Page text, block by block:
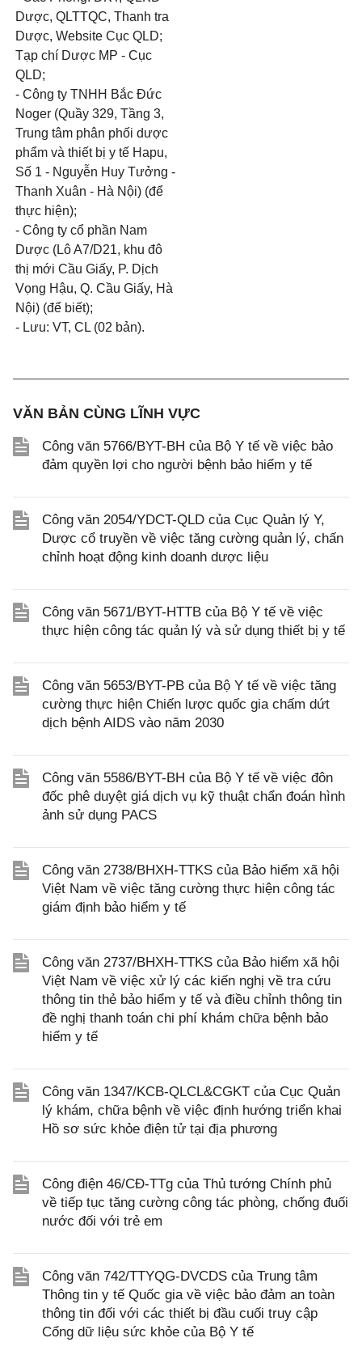
Dược, QLTTQC, Thanh tra
Dược, Website Cục QLD;
Tạp chí Dược MP - Cục
QLD;
- Công ty TNHH Bắc Đức
Noger (Quầy 329, Tầng 3,
Trung tâm phân phối dược
phẩm và thiết bị y tế Hapu,
Số 1 - Nguyễn Huy Tưởng -
Thanh Xuân - Hà Nội) (để
thực hiện);
- Công ty cổ phần Nam
Dược (Lô A7/D21, khu đô
thị mới Cầu Giấy, P. Dịch
Vọng Hậu, Q. Cầu Giấy, Hà
Nội) (để biết);
- Lưu: VT, CL (02 bản).
VĂN BẢN CÙNG LĨNH VỰC
Công văn 5766/BYT-BH của Bộ Y tế về việc bảo
đảm quyền lợi cho người bệnh bảo hiểm y tế
Công văn 2054/YDCT-QLD của Cục Quản lý Y,
Dược cổ truyền về việc tăng cường quản lý, chấn
chỉnh hoạt động kinh doanh dược liệu
Công văn 5671/BYT-HTTB của Bộ Y tế về việc
thực hiện công tác quản lý và sử dụng thiết bị y tế
Công văn 5653/BYT-PB của Bộ Y tế về việc tăng
cường thực hiện Chiến lược quốc gia chấm dứt
dịch bệnh AIDS vào năm 2030
Công văn 5586/BYT-BH của Bộ Y tế về việc đôn
đốc phê duyệt giá dịch vụ kỹ thuật chẩn đoán hình
ảnh sử dụng PACS
Công văn 2738/BHXH-TTKS của Bảo hiểm xã hội
Việt Nam về việc tăng cường thực hiện công tác
giám định bảo hiểm y tế
Công văn 2737/BHXH-TTKS của Bảo hiểm xã hội
Việt Nam về việc xử lý các kiến nghị về tra cứu
thông tin thẻ bảo hiểm y tế và điều chỉnh thông tin
đề nghị thanh toán chi phí khám chữa bệnh bảo
hiểm y tế
Công văn 1347/KCB-QLCL&CGKT của Cục Quản
lý khám, chữa bệnh về việc định hướng triển khai
Hồ sơ sức khỏe điện tử tại địa phương
Công điện 46/CĐ-TTg của Thủ tướng Chính phủ
về tiếp tục tăng cường công tác phòng, chống đuối
nước đối với trẻ em
Công văn 742/TTYQG-DVCDS của Trung tâm
Thông tin y tế Quốc gia về việc bảo đảm an toàn
thông tin đối với các thiết bị đầu cuối truy cập
Cổng dữ liệu sức khỏe của Bộ Y tế